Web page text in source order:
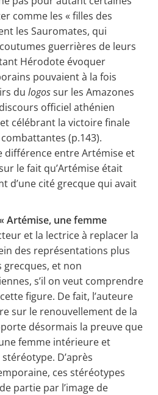
comme les « filles des
les Sauromates, qui
guerrières de leurs
Hérodote évoquer
pouvaient à la fois
du logossur les Amazones
officiel athénien
célébrant la victoire finale
(p.143).
différence entre Artémise et
le fait qu’Artémise était
d’une cité grecque qui avait
Artémise, une femme
et la lectrice à replacer la
des représentations plus
grecques, et non
s’il on veut comprendre
figure. De fait, l’auteure
sur le renouvellement de la
désormais la preuve que
femme intérieure et
D’après
ces stéréotypes
partie par l’image de